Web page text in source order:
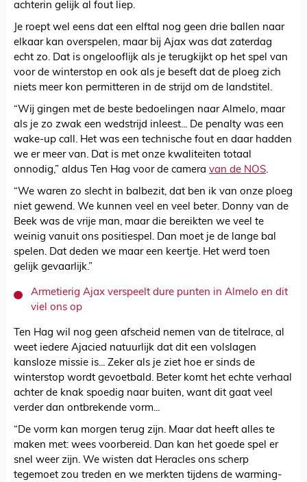
achterin gelijk al fout liep.
Je roept wel eens dat een elftal nog geen drie ballen naar
elkaar kan overspelen, maar bij Ajax was dat zaterdag
echt zo. Dat is ongelooflijk als je terugkijkt op het spel van
voor de winterstop en ook als je beseft dat de ploeg zich
niets meer kon permitteren in de strijd om de landstitel.
“Wij gingen met de beste bedoelingen naar Almelo, maar
als je zo zwak een wedstrijd inleest... De penalty was een
wake-up call. Het was een technische fout en daar hadden
we er meer van. Dat is met onze kwaliteiten totaal
onnodig,” aldus Ten Hag voor de camera van de NOS.
“We waren zo slecht in balbezit, dat ben ik van onze ploeg
niet gewend. We kunnen veel en veel beter. Donny van de
Beek was de vrije man, maar die bereikten we veel te
weinig vanuit ons positiespel. Dan moet je de lange bal
spelen. Dat deden we maar een keertje. Het werd toen
gelijk gevaarlijk.”
Armetierig Ajax verspeelt dure punten in Almelo en dit
viel ons op
Ten Hag wil nog geen afscheid nemen van de titelrace, al
weet iedere Ajacied natuurlijk dat dit een volslagen
kansloze missie is... Zeker als je ziet hoe er sinds de
winterstop wordt gevoetbald. Beter komt het echte verhaal
achter de knak spoedig naar buiten, want dit gaat veel
verder dan ontbrekende vorm...
“De vorm kan morgen terug zijn. Maar dat heeft alles te
maken met: wees voorbereid. Dan kan het goede spel er
snel weer zijn. We wisten dat Heracles ons scherp
tegemoet zou treden en we merkten tijdens de warming-